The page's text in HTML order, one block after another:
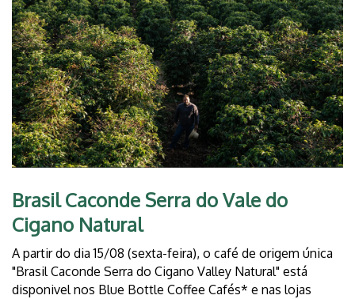
Brasil Caconde Serra do Vale do
Cigano Natural
A partir do dia 15/08 (sexta-feira), o café de origem única
"Brasil Caconde Serra do Cigano Valley Natural" está
disponivel nos Blue Bottle Coffee Cafés* e nas lojas